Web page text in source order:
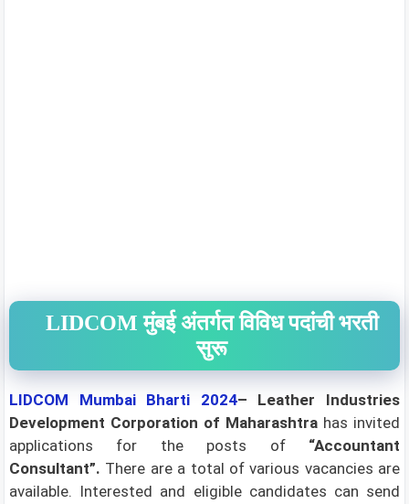
LIDCOM मुंबई अंतर्गत विविध पदांची भरती
सुरू
LIDCOM Mumbai Bharti 2024– Leather Industries
Development Corporation of Maharashtra has invited
applications for the posts of “Accountant
Consultant”. There are a total of various vacancies are
available. Interested and eligible candidates can send